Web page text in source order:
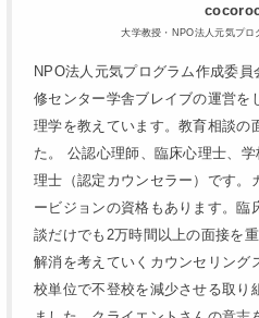
大学教授・NPO法人元気プロ
NPO法人元気プログラム作成委
修センター学舎ブレイブの運営を
理学を教えています。教育相談の
た。 公認心理師、臨床心理士、
理士（認定カウンセラー）です。
ービジョンの資格もあります。臨
談だけでも2万時間以上の面接を
解消を考えていくカウンセリング
校単位で不登校を減少させる取り